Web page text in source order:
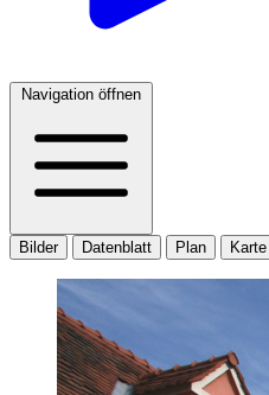
Navigation öffnen
Bilder Datenblatt Plan Karte